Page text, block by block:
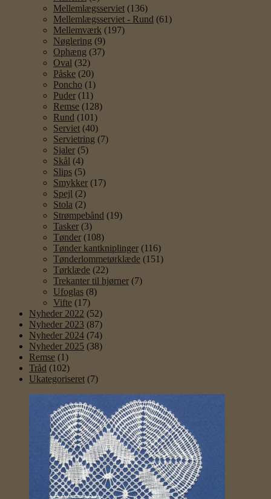
Mellemlægsserviet (136)
Mellemlægsserviet - Rund (61)
Mellemværk (197)
Nøglering (9)
Ophæng (37)
Oval (32)
Påske (20)
Poncho (1)
Puder (11)
Remse (128)
Rund (101)
Serviet (40)
Servietring (7)
Sjaler (5)
Skål (4)
Slips (5)
Smykker (17)
Spejl (2)
Stola (2)
Strømpebånd (19)
Tasker (3)
Tønder (108)
Tønder kantkniplinger (116)
Tønderlommetørklæde (151)
Tørklæde (22)
Trekanter til hjørner (7)
Ufoglas (8)
Vifte (17)
Nyheder 2022 (52)
Nyheder 2023 (87)
Nyheder 2024 (74)
Nyheder 2025 (38)
Remse (1)
Tråd (102)
Ukategoriseret (7)